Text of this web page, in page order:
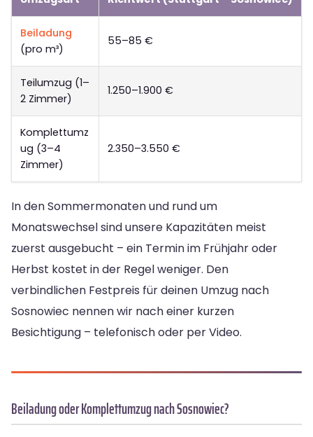
Beiladung
(pro m³)
55–85 €
Teilumzug (1–
2 Zimmer)
1.250–1.900 €
Komplettumz
ug (3–4
Zimmer)
2.350–3.550 €
In den Sommermonaten und rund um
Monatswechsel sind unsere Kapazitäten meist
zuerst ausgebucht – ein Termin im Frühjahr oder
Herbst kostet in der Regel weniger. Den
verbindlichen Festpreis für deinen Umzug nach
Sosnowiec nennen wir nach einer kurzen
Besichtigung – telefonisch oder per Video.
Beiladung oder Komplettumzug nach Sosnowiec?